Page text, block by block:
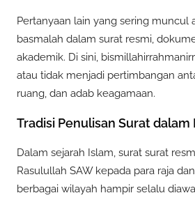
Pertanyaan lain yang sering muncul
basmalah dalam surat resmi,
akademik. Di sini,
atau tidak menjadi pertimbangan
ruang, dan adab keagamaan.
Tradisi Penulisan Surat dalam
Dalam sejarah Islam, surat surat
Rasulullah SAW kepada para raja
berbagai wilayah hampir selalu